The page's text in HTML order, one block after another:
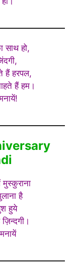
हो,
हैं हरपल,
हैं हम।
है
हुये